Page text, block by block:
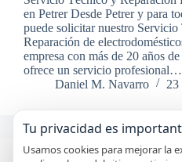
en Petrer Desde Petrer y para
puede solicitar nuestro
Reparación de
empresa con más de 20 años
ofrece un servicio profesional…
Daniel M. Navarro
23
Tu privacidad es
Usamos cookies para mejorar la